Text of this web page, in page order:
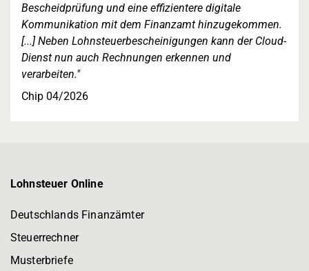
Bescheidprüfung und eine effizientere digitale
Kommunikation mit dem Finanzamt hinzugekommen.
[...] Neben Lohnsteuerbescheinigungen kann der Cloud-
Dienst nun auch Rechnungen erkennen und
verarbeiten."
Chip 04/2026
Lohnsteuer Online
Deutschlands Finanzämter
Steuerrechner
Musterbriefe